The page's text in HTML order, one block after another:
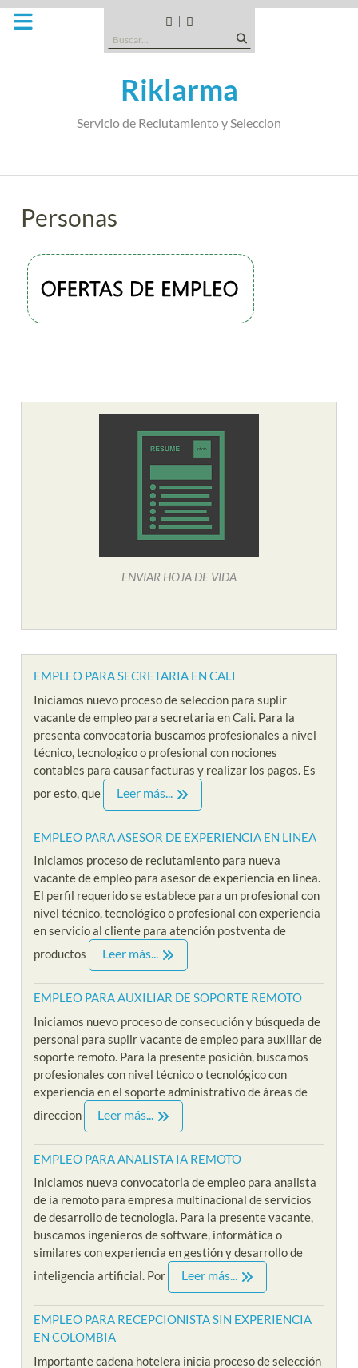
Saltar
CANDIDATOS
TIPO
EMPRESA
SOMOS
Buscar:
Riklarma
Servicio de Reclutamiento y Seleccion
Personas
ENVIAR HOJA DE VIDA
EMPLEO PARA SECRETARIA EN CALI
Iniciamos nuevo proceso de seleccion para suplir
vacante de empleo para secretaria en Cali. Para la
presenta convocatoria buscamos profesionales a nivel
técnico, tecnologico o profesional con nociones
contables para causar facturas y realizar los pagos. Es
por esto, que
Leer más...
EMPLEO PARA ASESOR DE EXPERIENCIA EN LINEA
Iniciamos proceso de reclutamiento para nueva
vacante de empleo para asesor de experiencia en linea.
El perfil requerido se establece para un profesional con
nivel técnico, tecnológico o profesional con experiencia
en servicio al cliente para atención postventa de
productos
Leer más...
EMPLEO PARA AUXILIAR DE SOPORTE REMOTO
Iniciamos nuevo proceso de consecución y búsqueda de
personal para suplir vacante de empleo para auxiliar de
soporte remoto. Para la presente posición, buscamos
profesionales con nivel técnico o tecnológico con
experiencia en el soporte administrativo de áreas de
direccion
Leer más...
EMPLEO PARA ANALISTA IA REMOTO
Iniciamos nueva convocatoria de empleo para analista
de ia remoto para empresa multinacional de servicios
de desarrollo de tecnologia. Para la presente vacante,
buscamos ingenieros de software, informática o
similares con experiencia en gestión y desarrollo de
inteligencia artificial. Por
Leer más...
EMPLEO PARA RECEPCIONISTA SIN EXPERIENCIA
EN COLOMBIA
Importante cadena hotelera inicia proceso de selección